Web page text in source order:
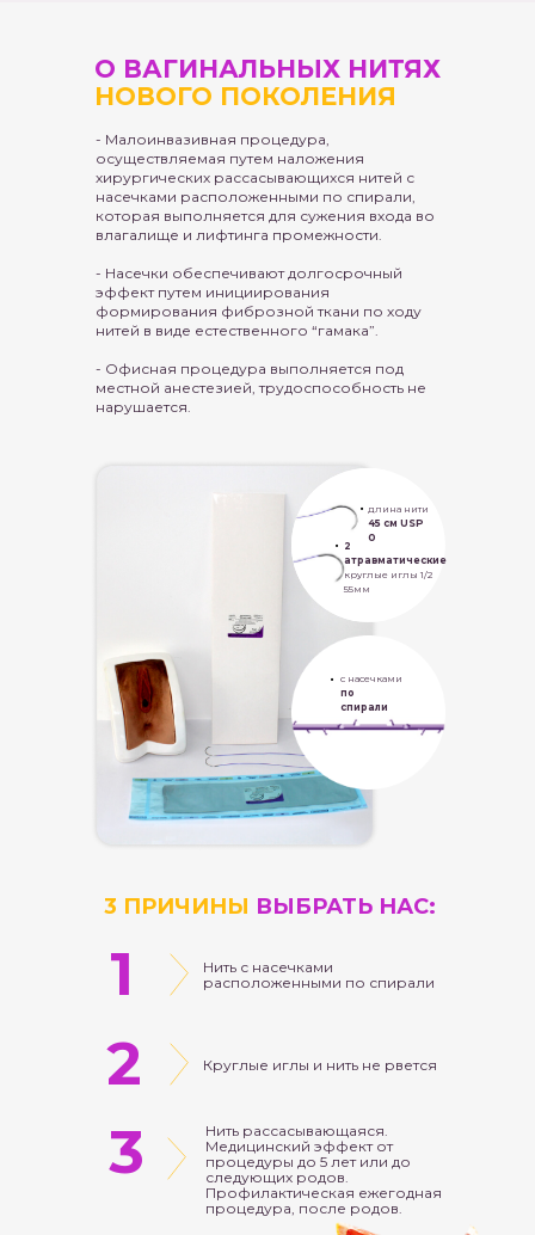
О ВАГИНАЛЬНЫХ НИТЯХ
НОВОГО ПОКОЛЕНИЯ
длина нити
45 см USP
0
•
•
с насечками
по
спирали
•
2
атравматические
круглые иглы 1/2
55мм
- Малоинвазивная процедура,
осуществляемая путем наложения
хирургических рассасывающихся нитей с
насечками расположенными по спирали,
которая выполняется для сужения входа во
влагалище и лифтинга промежности.
- Насечки обеспечивают долгосрочный
эффект путем инициирования
формирования фиброзной ткани по ходу
нитей в виде естественного “гамака”.
- Офисная процедура выполняется под
местной анестезией, трудоспособность не
нарушается.
3 ПРИЧИНЫ ВЫБРАТЬ НАС:
1
3
2
Нить с насечками
расположенными по спирали
Круглые иглы и нить не рвется
Нить рассасывающаяся.
Медицинский эффект от
процедуры до 5 лет или до
следующих родов.
Профилактическая ежегодная
процедура, после родов.